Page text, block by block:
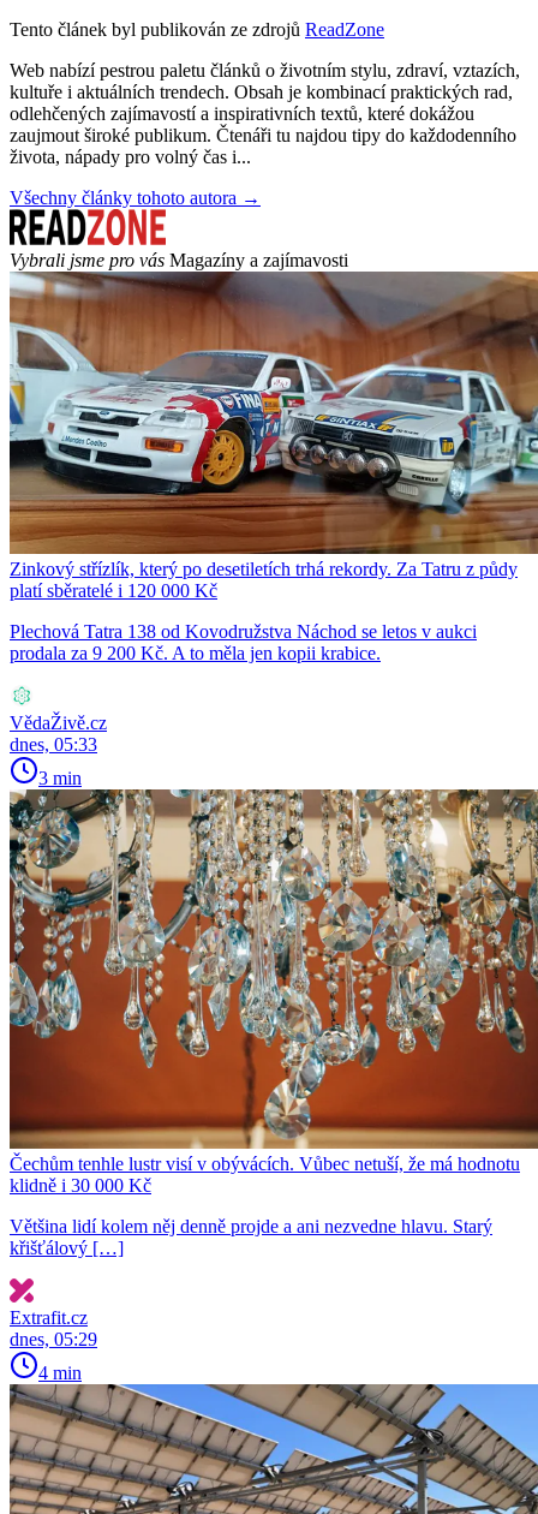
Tento článek byl publikován ze zdrojů ReadZone
Web nabízí pestrou paletu článků o životním stylu, zdraví, vztazích,
kultuře i aktuálních trendech. Obsah je kombinací praktických rad,
odlehčených zajímavostí a inspirativních textů, které dokážou
zaujmout široké publikum. Čtenáři tu najdou tipy do každodenního
života, nápady pro volný čas i...
Všechny články tohoto autora →
Vybrali jsme pro vás Magazíny a zajímavosti
Zinkový střízlík, který po desetiletích trhá rekordy. Za Tatru z půdy
platí sběratelé i 120 000 Kč
Plechová Tatra 138 od Kovodružstva Náchod se letos v aukci
prodala za 9 200 Kč. A to měla jen kopii krabice.
VědaŽivě.cz
dnes, 05:33
3 min
Čechům tenhle lustr visí v obývácích. Vůbec netuší, že má hodnotu
klidně i 30 000 Kč
Většina lidí kolem něj denně projde a ani nezvedne hlavu. Starý
křišťálový […]
Extrafit.cz
dnes, 05:29
4 min